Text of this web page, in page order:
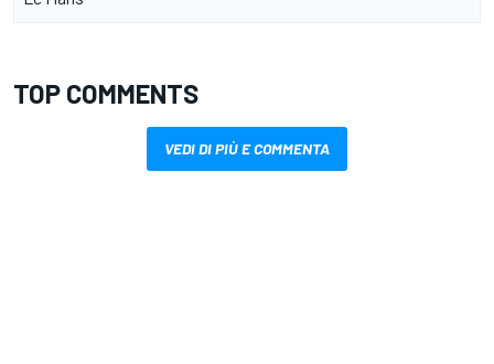
TOP COMMENTS
VEDI DI PIÙ E COMMENTA